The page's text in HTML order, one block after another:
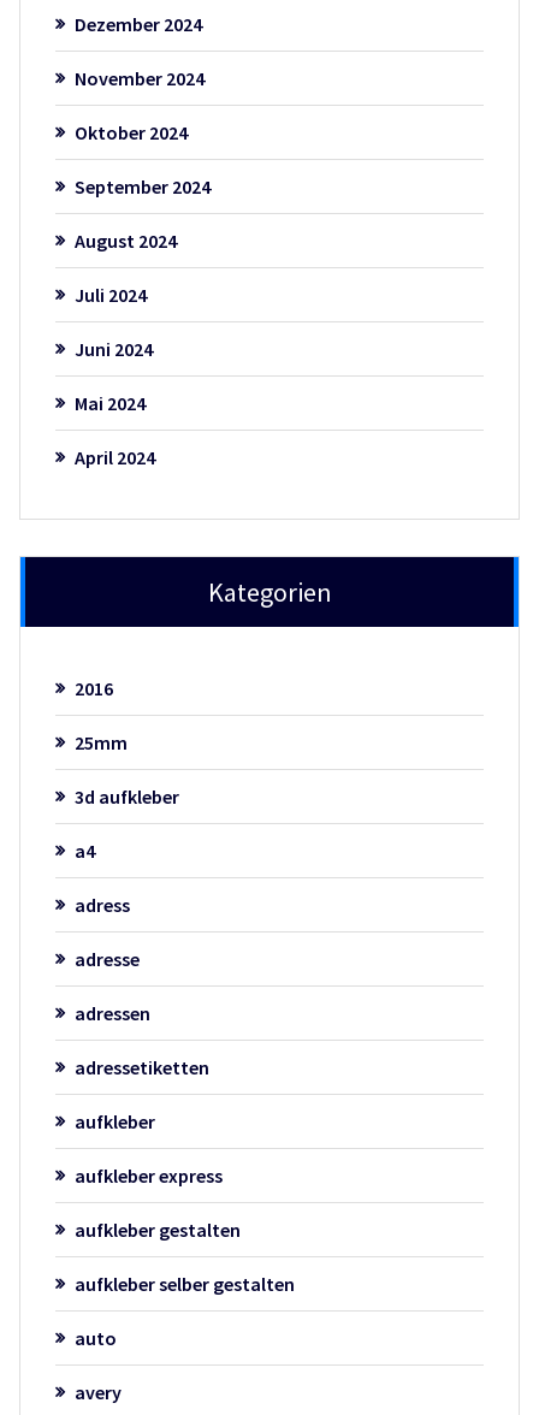
Dezember 2024
November 2024
Oktober 2024
September 2024
August 2024
Juli 2024
Juni 2024
Mai 2024
April 2024
Kategorien
2016
25mm
3d aufkleber
a4
adress
adresse
adressen
adressetiketten
aufkleber
aufkleber express
aufkleber gestalten
aufkleber selber gestalten
auto
avery